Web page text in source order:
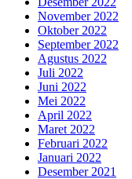
November 2022
Oktober 2022
September 2022
Agustus 2022
Juli 2022
Juni 2022
Mei 2022
April 2022
Maret 2022
Februari 2022
Januari 2022
Desember 2021